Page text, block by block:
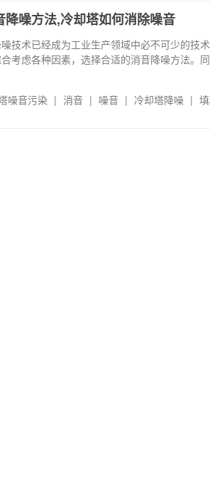
降噪方法,冷却塔如何消除噪音
技术已经成为工业生产领域中必不可少的技
考虑各种因素，选择合适的消音降噪方法。
噪音污染 | 消音 | 噪音 | 冷却塔降噪 |